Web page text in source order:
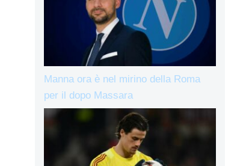
Manna ora è nel mirino della Roma
per il dopo Massara